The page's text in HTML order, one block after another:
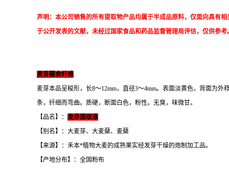
声明：本公司销售的所有提取物产品均属于半成品原料，仅面向具有
于公开发表的文献，未经过国家食品和药品监督管理局评估，仅供参考
麦芽膳食纤维
麦芽本品呈梭形，长8～12mm，直径3～4mm。表面淡黄色，背面为
条，纤细而弯曲。质硬，断面白色，粉性。无臭，味微甘。
【品名】： 麦芽提取液
【别名】：大麦芽、大麦蘖、麦蘖
【来源】：禾本*植物大麦的成熟果实经发芽干燥的炮制加工品。
【产地分布】：全国粉布